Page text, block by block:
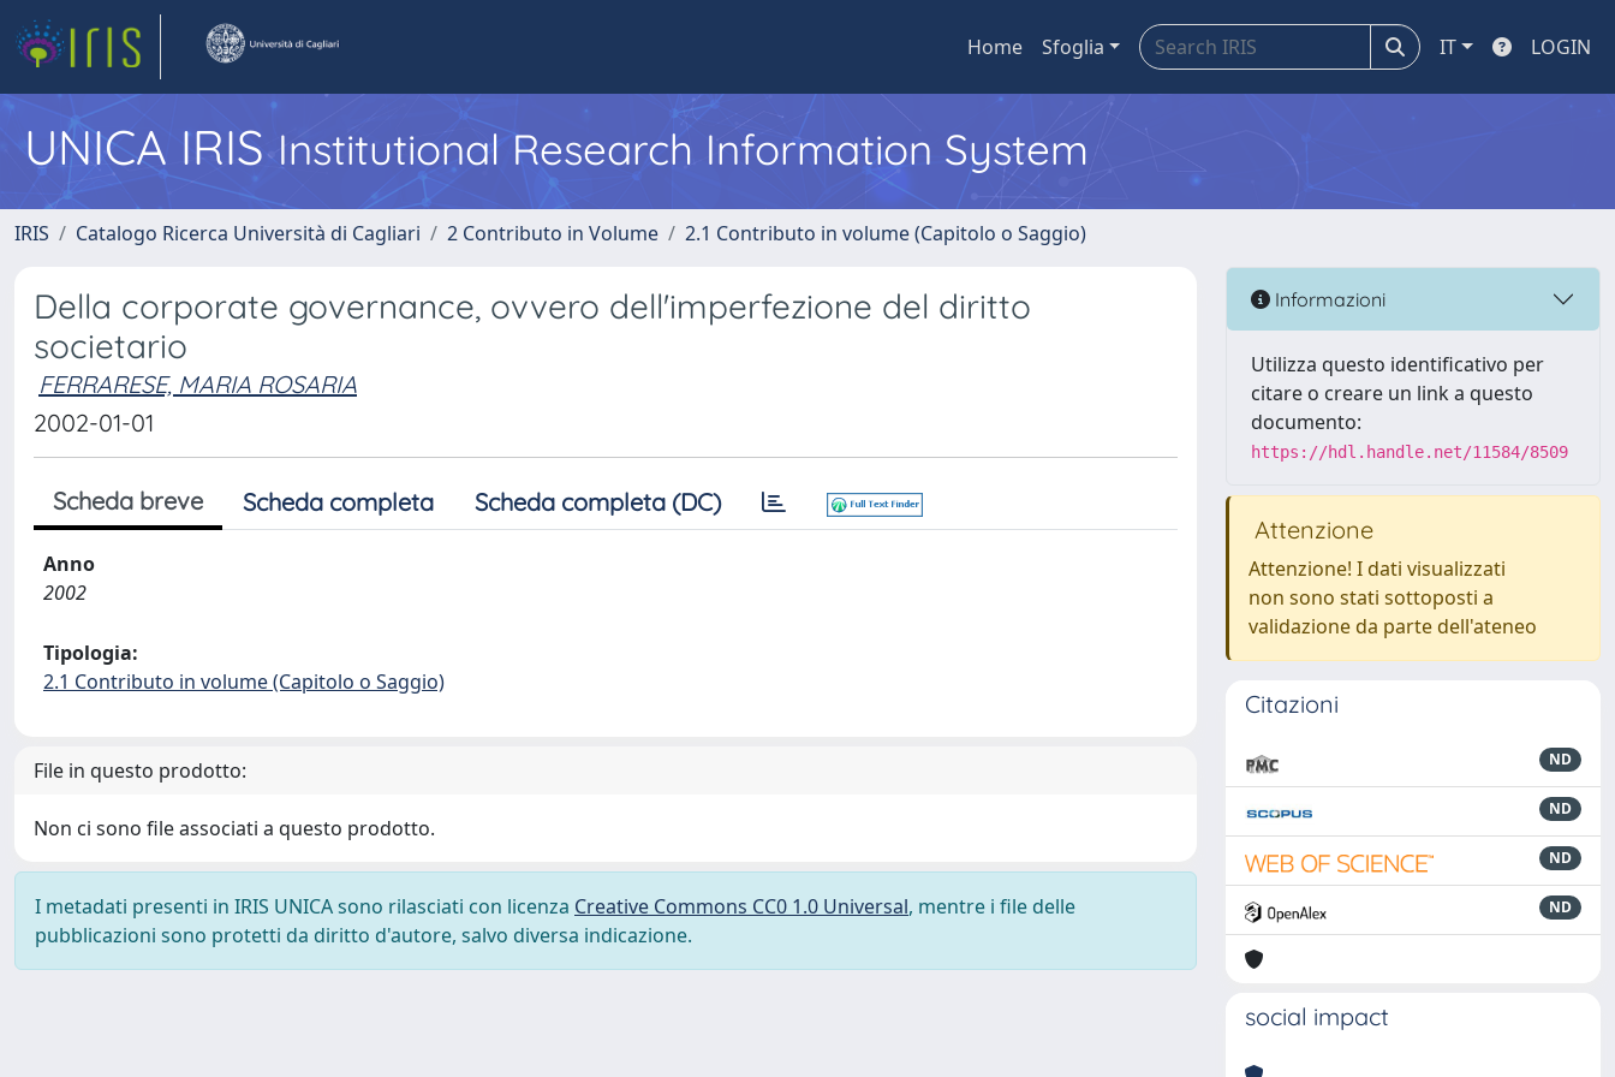
Home Sfoglia IT LOGIN
UNICA IRISInstitutional Research Information System
IRIS Catalogo Ricerca Università di Cagliari 2 Contributo in Volume 2.1 Contributo in volume (Capitolo o Saggio)
Della corporate governance, ovvero dell'imperfezione del diritto
societario
FERRARESE, MARIA ROSARIA
2002-01-01
Scheda breve Scheda completa Scheda completa (DC)
Anno
2002
Tipologia:
2.1 Contributo in volume (Capitolo o Saggio)
File in questo prodotto:
Non ci sono file associati a questo prodotto.
I metadati presenti in IRIS UNICA sono rilasciati con licenza Creative Commons CC0 1.0 Universal, mentre i file delle
pubblicazioni sono protetti da diritto d'autore, salvo diversa indicazione.
Informazioni
Utilizza questo identificativo per
citare o creare un link a questo
documento:
https://hdl.handle.net/11584/8509
Attenzione
Attenzione! I dati visualizzati
non sono stati sottoposti a
validazione da parte dell'ateneo
Citazioni
ND
ND
ND
ND
social impact